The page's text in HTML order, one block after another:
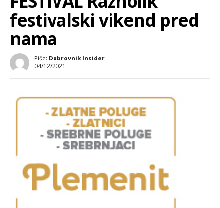
festivalski vikend pred
nama
Piše: Dubrovnik Insider
04/12/2021